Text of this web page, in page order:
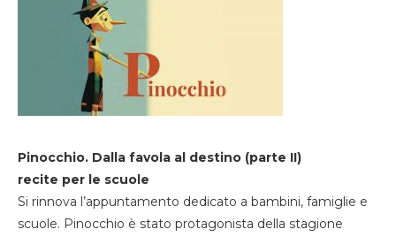
Pinocchio. Dalla favola al destino (parte II)
recite per le scuole
Si rinnova l’appuntamento dedicato a bambini, famiglie e
scuole. Pinocchio è stato protagonista della stagione